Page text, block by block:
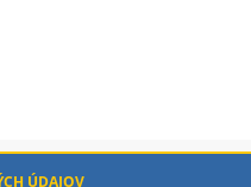
ÚDAJOV